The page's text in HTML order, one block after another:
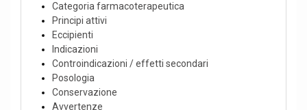
Categoria farmacoterapeutica
Principi attivi
Eccipienti
Indicazioni
Controindicazioni / effetti secondari
Posologia
Conservazione
Avvertenze